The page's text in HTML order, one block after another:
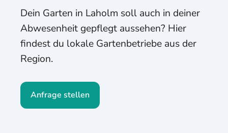
Dein Garten in Laholm soll auch in deiner
Abwesenheit gepflegt aussehen? Hier
findest du lokale Gartenbetriebe aus der
Region.
Anfrage stellen